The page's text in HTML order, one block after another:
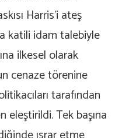
Harris’i ateş
katili idam talebiyle
ilkesel olarak
cenaze törenine
tarafından
eleştirildi. Tek başına